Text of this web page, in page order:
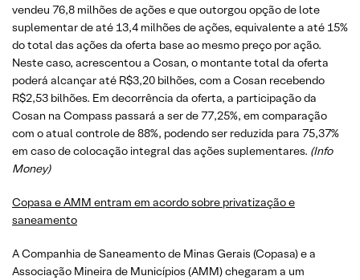
vendeu 76,8 milhões de ações e que outorgou opção ‌de lote
suplementar ​de até 13,4 milhões de ações, equivalente a até 15%
do total das ações da ⁠oferta ​base ao ​mesmo preço por ação.
Neste caso, acrescentou a Cosan, ⁠o montante total ​da oferta
poderá alcançar até R$3,20 bilhões, com a Cosan recebendo
R$2,53 ​bilhões. Em decorrência da oferta, a participação da
Cosan na Compass ​passará a ⁠ser de 77,25%, em comparação
com o atual ⁠controle de 88%, podendo ser reduzida para 75,37%
em caso de colocação integral das ações suplementares. (Info
Money)
Copasa e AMM entram em acordo sobre privatização e
saneamento
A Companhia de Saneamento de Minas Gerais (Copasa) e a
Associação Mineira de Municípios (AMM) chegaram a um